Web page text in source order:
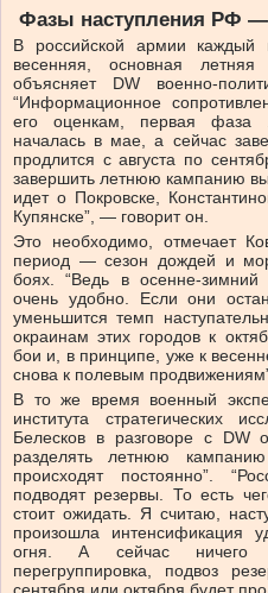
Фазы наступления РФ
В российской армии
весенняя, основная
объясняет DW военно-
“Информационное
его оценкам, первая
началась в мае, а сейчас
продлится с августа по
завершить летнюю кампанию
идет о Покровске,
Купянске”, — говорит он.
Это необходимо, отмечает
период — сезон дождей и
боях. “Ведь в осенне-зимний
очень удобно. Если они
уменьшится темп
окраинам этих городов к
бои и, в принципе, уже к
снова к полевым
В то же время военный
института стратегических
Белесков в разговоре с DW
разделять летнюю
происходят постоянно”.
подводят резервы. То есть
стоит ожидать. Я считаю,
произошла интенсификация
огня. А сейчас ничего
перегруппировка, подвоз